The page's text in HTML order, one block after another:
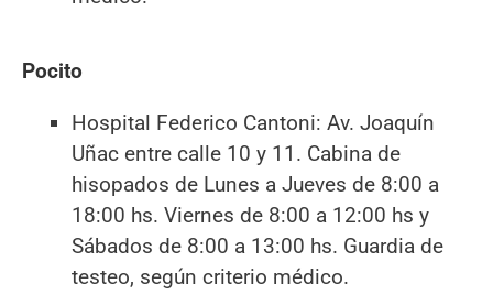
Pocito
Hospital Federico Cantoni: Av. Joaquín
Uñac entre calle 10 y 11. Cabina de
hisopados de Lunes a Jueves de 8:00 a
18:00 hs. Viernes de 8:00 a 12:00 hs y
Sábados de 8:00 a 13:00 hs. Guardia de
testeo, según criterio médico.